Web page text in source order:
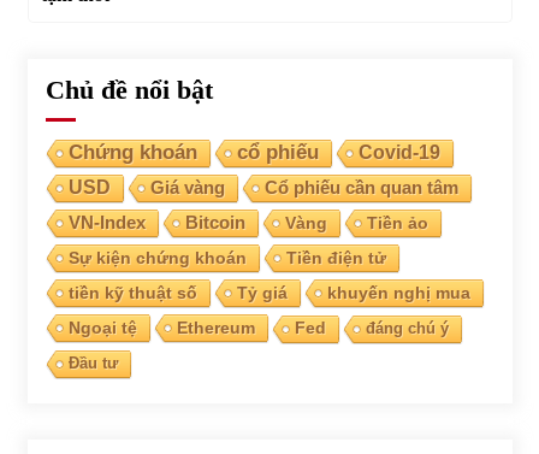
Chủ đề nổi bật
Chứng khoán cổ phiếu
Covid-19
USD
Giá vàng Cổ phiếu cần quan tâm
VN-Index Bitcoin Vàng
Tiền ảo
Sự kiện chứng khoán
Tiền điện tử
tiền kỹ thuật số
Tỷ giá
khuyến nghị mua
Ngoại tệ
Ethereum Fed
đáng chú ý
Đầu tư